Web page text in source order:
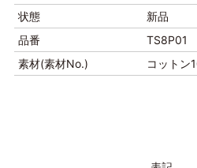
状態
新品
品番
TS8P01
素材(素材No.)
コットン